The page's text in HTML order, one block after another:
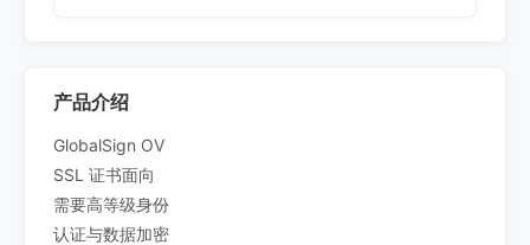
产品介绍
GlobalSign OV
SSL 证书面向
需要高等级身份
认证与数据加密